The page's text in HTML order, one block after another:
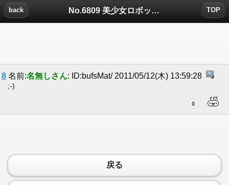
No.6809 美少女ロボットについたコメント
back TOP
8 名前:名無しさん: ID:bufsMat/ 2011/05/12(木) 13:59:28
;-)
0
戻る